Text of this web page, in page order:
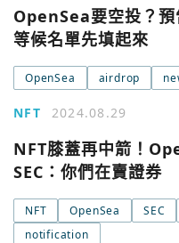
OpenSea要空投？
等候名單先填起來
OpenSea airdrop
NFT 2024.08.29
NFT膝蓋再中箭！
SEC：你們在賣證券
NFT OpenSea SEC
notification
Email
繼續表示您已